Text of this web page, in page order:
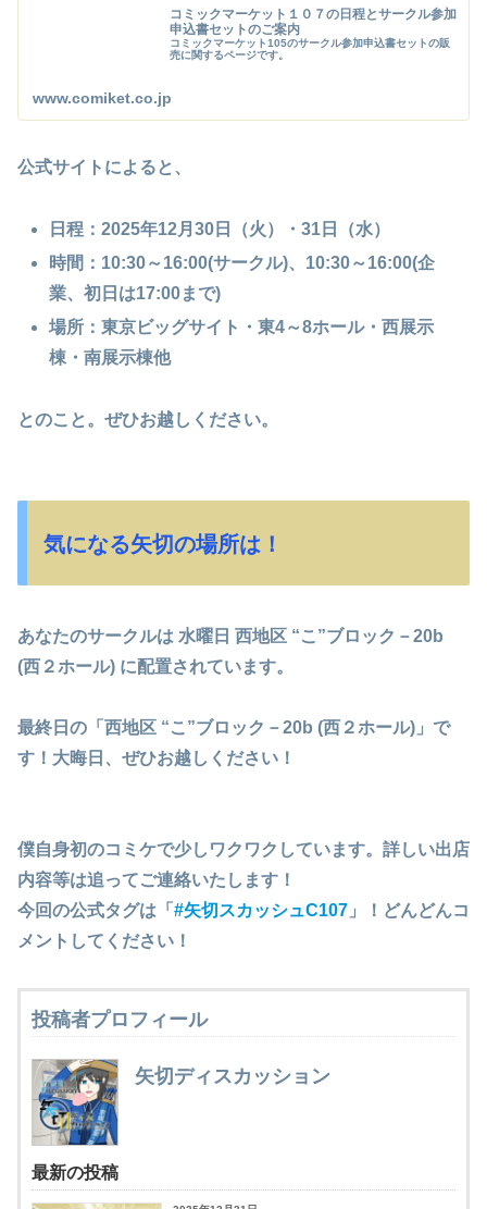
コミックマーケット１０７の日程とサークル参加
申込書セットのご案内
コミックマーケット105のサークル参加申込書セットの販
売に関するページです。
www.comiket.co.jp
公式サイトによると、
日程：2025年12月30日 （火）・31日
（水）
時間： 10:30～16:00(サークル)、10:30～16:00(企
業、初日は17:00まで)
場所：東京ビッグサイト・東4～8ホール・西展示
棟・南展示棟他
とのこと。ぜひお越しください。
気になる矢切の場所は！
あなたのサークルは 水曜日 西地区 “こ”ブロック－20b
(西２ホール) に配置されています。
最終日の「 西地区 “こ”ブロック－20b (西２ホール) 」で
す！大晦日、ぜひお越しください！
僕自身初のコミケで少しワクワクしています。詳しい出店
内容等は追ってご連絡いたします！
今回の公式タグは「 #矢切スカッシュC107 」！どんどんコ
メントしてください！
投稿者プロフィール
矢切ディスカッション
最新の投稿